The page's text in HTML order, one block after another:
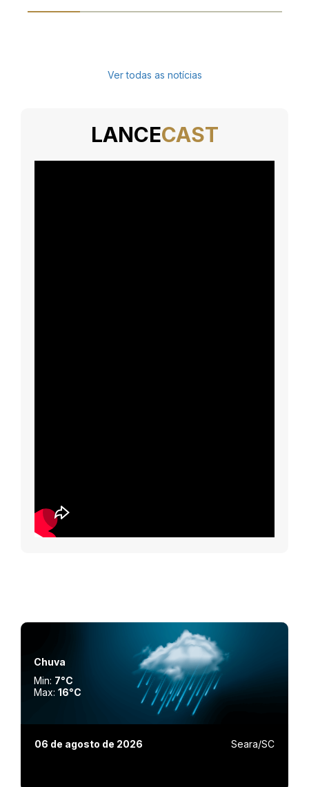
Ver todas as notícias
LANCECAST
Chuva
Min: 7°C
Max:16°C
06 de agosto de 2026 Seara/SC